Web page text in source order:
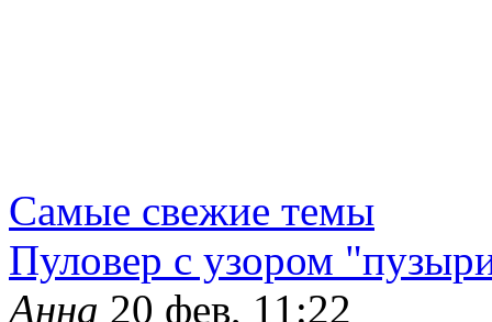
Самые свежие темы
Пуловер с узором
Анна 20 фев, 11:22